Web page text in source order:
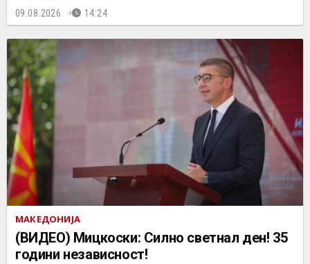
09.08.2026. 14:24
МАКЕДОНИЈА
(ВИДЕО) Мицкоски: Силно светнал ден! 35
години независност!